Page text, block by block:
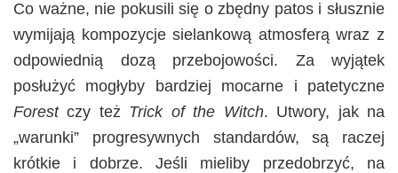
Co ważne, nie pokusili się o zbędny patos i słusznie
wymijają kompozycje sielankową atmosferą wraz z
odpowiednią dozą przebojowości. Za wyjątek
posłużyć mogłyby bardziej mocarne i patetyczne
Forestczy też Trick of the Witch. Utwory, jak na
„warunki” progresywnych standardów, są raczej
krótkie i dobrze. Jeśli mieliby przedobrzyć, na